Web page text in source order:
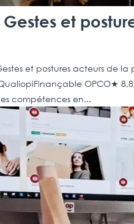
Gestes et
et postures acteurs de
OPCO★
compétences en...